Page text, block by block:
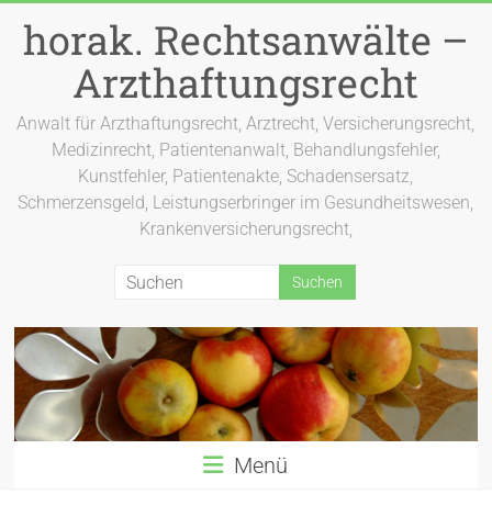
Inhalt
springen
horak. Rechtsanwälte –
Arzthaftungsrecht
Anwalt für Arzthaftungsrecht, Arztrecht, Versicherungsrecht,
Medizinrecht, Patientenanwalt, Behandlungsfehler,
Kunstfehler, Patientenakte, Schadensersatz,
Schmerzensgeld, Leistungserbringer im Gesundheitswesen,
Krankenversicherungsrecht,
Menü